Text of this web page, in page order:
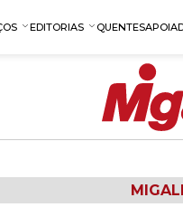
EDITORIAS QUENTES